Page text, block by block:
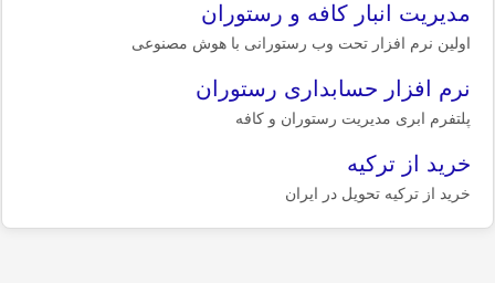
مدیریت انبار کافه و رستوران
اولین نرم افزار تحت وب رستورانی با هوش مصنوعی
نرم افزار حسابداری رستوران
پلتفرم ابری مدیریت رستوران و کافه
خرید از ترکیه
خرید از ترکیه تحویل در ایران